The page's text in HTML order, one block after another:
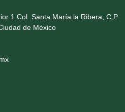
y Alfombras
1 Col. Santa María la Ribera, C.P.
de México